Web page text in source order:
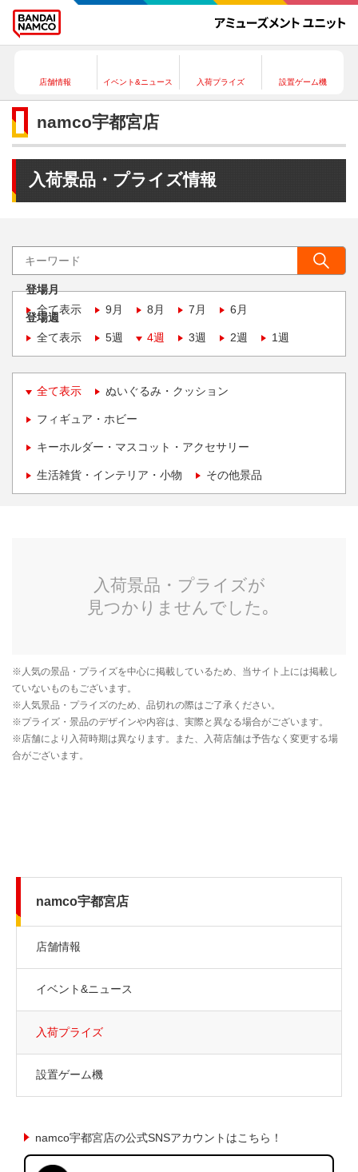
店舗情報 イベント&ニュース 入荷プライズ 設置ゲーム機
namco宇都宮店
入荷景品・プライズ情報
登場月
全て表示
9月 8月 7月 6月
登場週
全て表示
5週 4週 3週 2週 1週
全て表示 ぬいぐるみ・クッション
フィギュア・ホビー
キーホルダー・マスコット・アクセサリー
生活雑貨・インテリア・小物 その他景品
namco宇都宮店
店舗情報
イベント&ニュース
入荷プライズ
設置ゲーム機
namco宇都宮店の公式SNSアカウントはこちら！